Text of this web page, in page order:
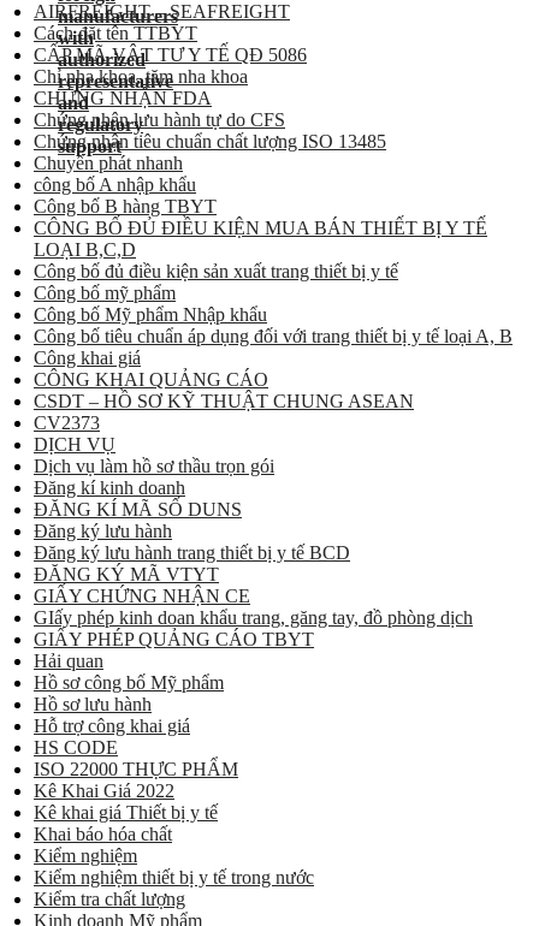
AIRFREIGHT – SEAFREIGHT
Cách đặt tên TTBYT
CẤP MÃ VẬT TƯ Y TẾ QĐ 5086
Chỉ nha khoa, tăm nha khoa
CHỨNG NHẬN FDA
Chứng nhận lưu hành tự do CFS
Chứng nhận tiêu chuẩn chất lượng ISO 13485
Chuyển phát nhanh
công bố A nhập khẩu
Công bố B hàng TBYT
CÔNG BỐ ĐỦ ĐIỀU KIỆN MUA BÁN THIẾT BỊ Y TẾ
LOẠI B,C,D
Công bố đủ điều kiện sản xuất trang thiết bị y tế
Công bố mỹ phẩm
Công bố Mỹ phẩm Nhập khẩu
Công bố tiêu chuẩn áp dụng đối với trang thiết bị y tế loại A, B
Công khai giá
CÔNG KHAI QUẢNG CÁO
CSDT – HỒ SƠ KỸ THUẬT CHUNG ASEAN
CV2373
DỊCH VỤ
Dịch vụ làm hồ sơ thầu trọn gói
Đăng kí kinh doanh
ĐĂNG KÍ MÃ SỐ DUNS
Đăng ký lưu hành
Đăng ký lưu hành trang thiết bị y tế BCD
ĐĂNG KÝ MÃ VTYT
GIẤY CHỨNG NHẬN CE
GIấy phép kinh doan khẩu trang, găng tay, đồ phòng dịch
GIẤY PHÉP QUẢNG CÁO TBYT
Hải quan
Hồ sơ công bố Mỹ phẩm
Hồ sơ lưu hành
Hỗ trợ công khai giá
HS CODE
ISO 22000 THỰC PHẨM
Kê Khai Giá 2022
Kê khai giá Thiết bị y tế
Khai báo hóa chất
Kiểm nghiệm
Kiểm nghiệm thiết bị y tế trong nước
Kiểm tra chất lượng
Kinh doanh Mỹ phẩm